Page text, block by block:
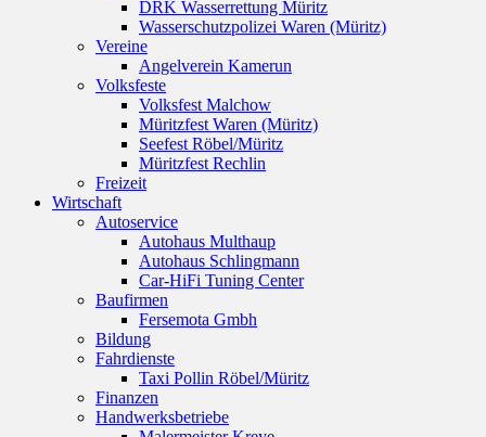
DRK Wasserrettung Müritz
Wasserschutzpolizei Waren (Müritz)
Vereine
Angelverein Kamerun
Volksfeste
Volksfest Malchow
Müritzfest Waren (Müritz)
Seefest Röbel/Müritz
Müritzfest Rechlin
Freizeit
Wirtschaft
Autoservice
Autohaus Multhaup
Autohaus Schlingmann
Car-HiFi Tuning Center
Baufirmen
Fersemota Gmbh
Bildung
Fahrdienste
Taxi Pollin Röbel/Müritz
Finanzen
Handwerksbetriebe